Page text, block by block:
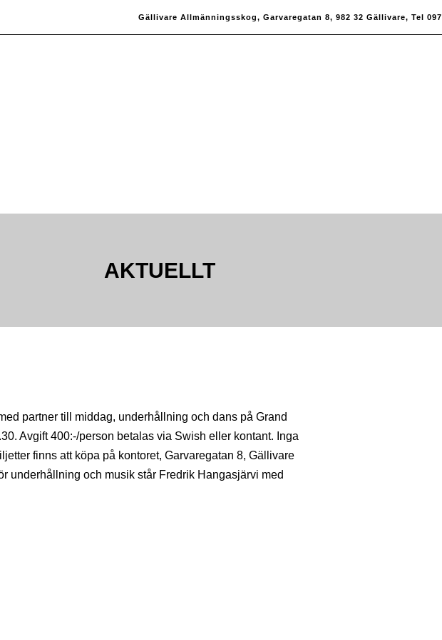
Gällivare Allmänningsskog, Garvaregatan 8, 982 32 Gällivare, Tel
AKTUELLT
partner till middag, underhållning och dans på Grand
Avgift 400:-/person betalas via Swish eller kontant. Inga
finns att köpa på kontoret, Garvaregatan 8, Gällivare
underhållning och musik står Fredrik Hangasjärvi med